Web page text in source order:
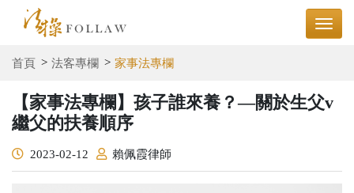
首頁 法客專欄 家事法專欄
【家事法專欄】孩子誰來養？—關於生父v
繼父的扶養順序
2023-02-12 賴佩霞律師